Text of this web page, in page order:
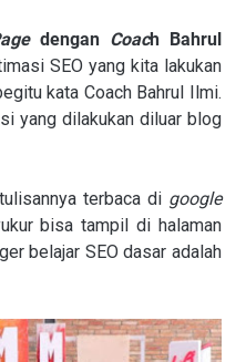
dengan Coach Bahrul
SEO yang kita lakukan
kata Coach Bahrul Ilmi.
yang dilakukan diluar blog
terbaca di google
bisa tampil di halaman
belajar SEO dasar adalah